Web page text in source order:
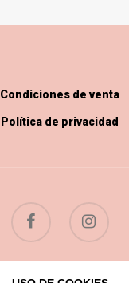
Condiciones de venta
Política de privacidad